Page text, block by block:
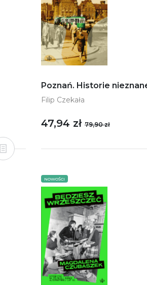
Poznań. Historie
Filip Czekała
47,94 zł 79,90 zł
NOWOŚCI